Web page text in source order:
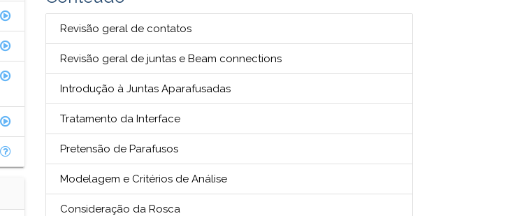
Revisão geral de contatos
Revisão geral de juntas e Beam connections
Introdução à Juntas Aparafusadas
Tratamento da Interface
Pretensão de Parafusos
Modelagem e Critérios de Análise
Consideração da Rosca